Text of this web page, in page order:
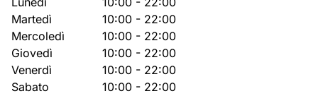
Martedì
10:00 - 22:00
Mercoledì
10:00 - 22:00
Giovedì
10:00 - 22:00
Venerdì
10:00 - 22:00
Sabato
10:00 - 22:00